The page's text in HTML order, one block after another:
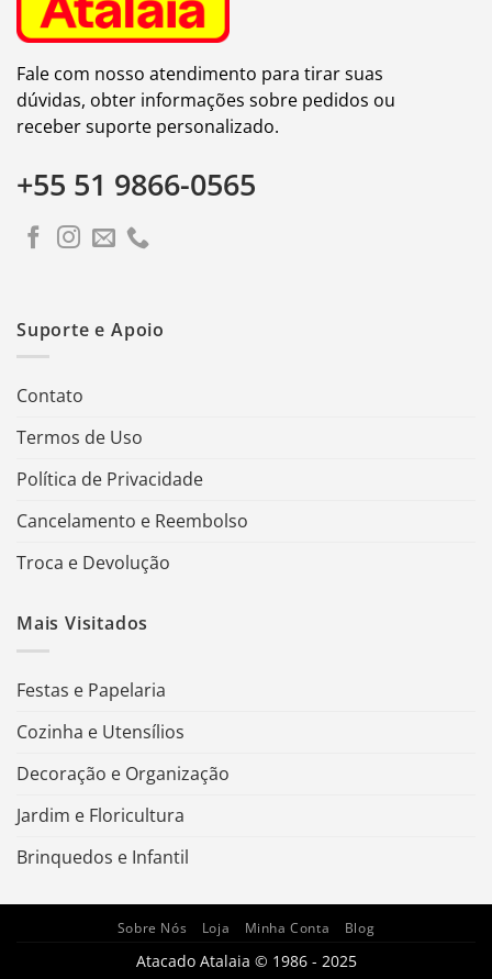
Fale com nosso atendimento para tirar suas
dúvidas, obter informações sobre pedidos ou
receber suporte personalizado.
+55 51 9866-0565
Suporte e Apoio
Contato
Termos de Uso
Política de Privacidade
Cancelamento e Reembolso
Troca e Devolução
Mais Visitados
Festas e Papelaria
Cozinha e Utensílios
Decoração e Organização
Jardim e Floricultura
Brinquedos e Infantil
Sobre Nós Loja Minha Conta Blog
Atacado Atalaia © 1986 - 2025